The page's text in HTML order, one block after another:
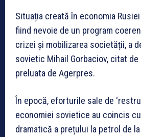
Situația creată în economia
fiind nevoie de un program
crizei și mobilizarea societății, a
sovietic Mihail Gorbaciov, citat de
preluata de Agerpres.
În epocă, eforturile sale de
economiei sovietice au coincis
dramatică a prețului la petrol de